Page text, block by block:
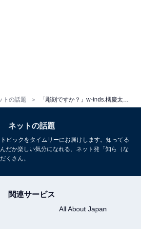
トの話題
ネットの話題
ピックをタイムリーにお届けします。知ってる
だか楽しい気分になれる、ネット発「知ら（な
くさん。
関連サービス
All About Japan